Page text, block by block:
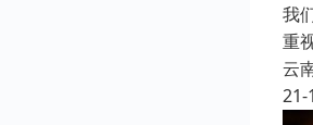
我
重
云
21-